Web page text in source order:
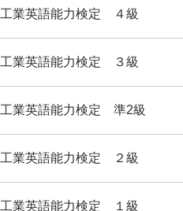
工業英語能力検定 ４級
工業英語能力検定 ３級
工業英語能力検定 準2級
工業英語能力検定 ２級
工業英語能力検定 １級